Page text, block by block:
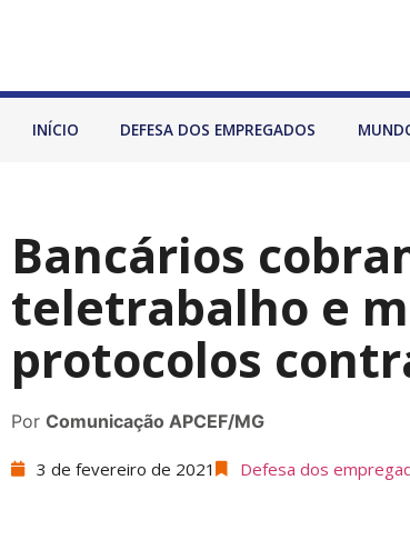
INÍCIO DEFESA DOS EMPREGADOS
Bancários
teletrabalho e
protocolos
Por Comunicação APCEF/MG
3 de fevereiro de 2021 Defesa dos